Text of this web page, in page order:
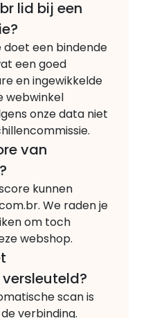
lid bij een
doet een bindende
een goed
en ingewikkelde
webwinkel
onze data niet
van
kunnen
We raden je
om toch
webshop.
scan is
verbinding.